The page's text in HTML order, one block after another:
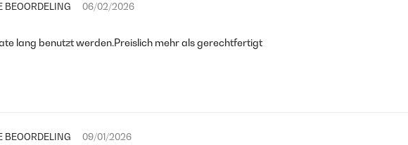
BEOORDELING 06/02/2026
lang benutzt werden.Preislich mehr als gerechtfertigt
BEOORDELING 09/01/2026